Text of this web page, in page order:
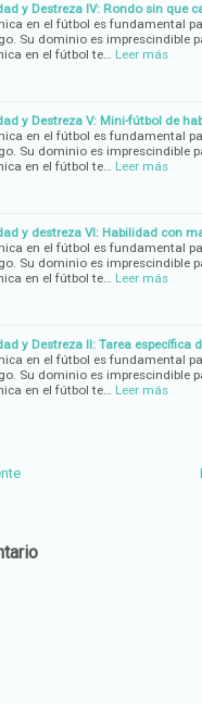
y Destreza IV: Rondo sin que
en el fútbol es fundamental
Su dominio es imprescindible
en el fútbol te… Leer más
y Destreza V: Mini-fútbol de
en el fútbol es fundamental
Su dominio es imprescindible
en el fútbol te… Leer más
y destreza VI: Habilidad con
en el fútbol es fundamental
Su dominio es imprescindible
en el fútbol te… Leer más
y Destreza II: Tarea específica
en el fútbol es fundamental
Su dominio es imprescindible
en el fútbol te… Leer más